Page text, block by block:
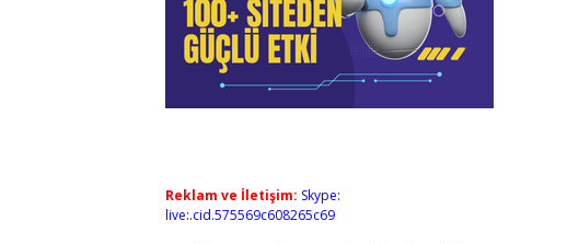
Reklam ve İletişim: Skype:
live:.cid.575569c608265c69